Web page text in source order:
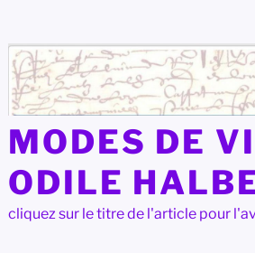
MODES DE
ODILE
cliquez sur le titre de l'article pour